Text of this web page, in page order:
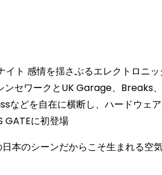
ト 感情を揺さぶるエレクトロニ
ンセワークとUK Garage、
を自在に横断し、ハードウェ
GATEに初登場
本のシーンだからこそ生まれる空